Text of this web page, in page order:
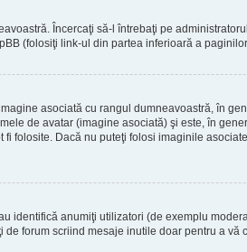
Încercaţi să-l întrebaţi pe
(folosiţi link-ul din partea inferioară a
asociată cu rangul dumneavoastră, în
de avatar (imagine asociată) şi este, în
Dacă nu puteţi folosi imaginile
anumiţi utilizatori (de exemplu
forum scriind mesaje inutile doar pentru a